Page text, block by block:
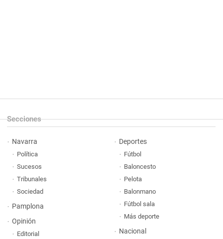
Secciones
Navarra
Política
Sucesos
Tribunales
Sociedad
Pamplona
Opinión
Editorial
Deportes
Fútbol
Baloncesto
Pelota
Balonmano
Fútbol sala
Más deporte
Nacional